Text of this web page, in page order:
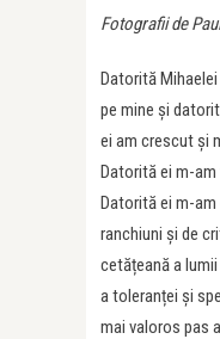
Fotografii de
Datorită
pe mine și
ei am crescut și
Datorită ei m-am
Datorită ei m-am
ranchiuni și de
cetățeană a
a toleranței și
mai valoros pas